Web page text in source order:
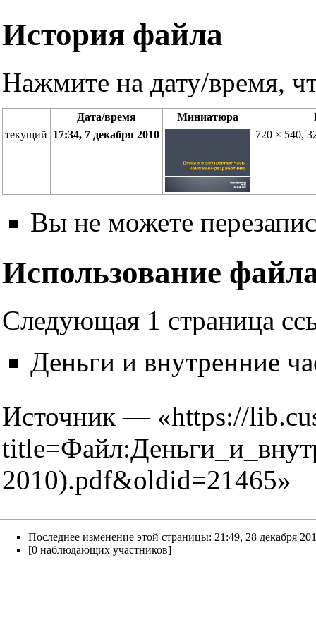
История файла
Нажмите на дату/время,
Дата/время Миниатюра
текущий 17:34, 7 декабря 2010 720 × 540,
Вы не можете
Использование
Следующая 1 страница
Деньги и внутренние
Источник — «https://
2010).pdf&oldid=21465»
Последнее изменение этой страницы: 21:49, 28 декабря
[0 наблюдающих участников]